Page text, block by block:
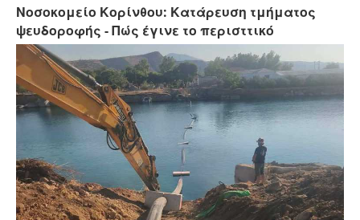
Νοσοκομείο Κορίνθου: Κατάρευση τμήματος
ψευδοροφής - Πώς έγινε το περισττικό